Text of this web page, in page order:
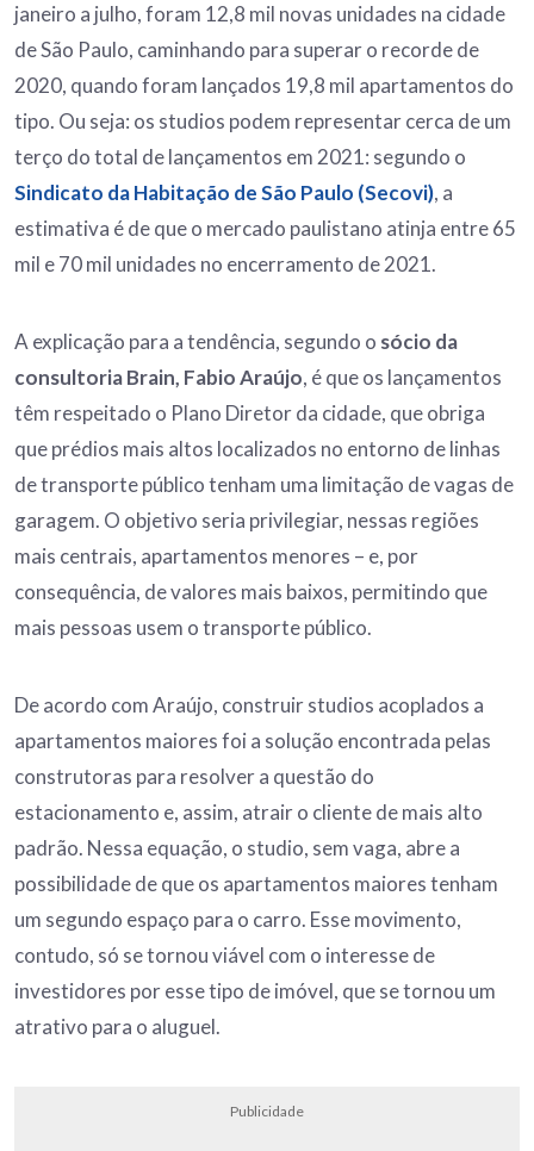
janeiro a julho, foram 12,8 mil novas unidades na cidade
de São Paulo, caminhando para superar o recorde de
2020, quando foram lançados 19,8 mil apartamentos do
tipo. Ou seja: os studios podem representar cerca de um
terço do total de lançamentos em 2021: segundo o
Sindicato da Habitação de São Paulo (Secovi), a
estimativa é de que o mercado paulistano atinja entre 65
mil e 70 mil unidades no encerramento de 2021.
A explicação para a tendência, segundo o sócio da
consultoria Brain, Fabio Araújo, é que os lançamentos
têm respeitado o Plano Diretor da cidade, que obriga
que prédios mais altos localizados no entorno de linhas
de transporte público tenham uma limitação de vagas de
garagem. O objetivo seria privilegiar, nessas regiões
mais centrais, apartamentos menores – e, por
consequência, de valores mais baixos, permitindo que
mais pessoas usem o transporte público.
De acordo com Araújo, construir studios acoplados a
apartamentos maiores foi a solução encontrada pelas
construtoras para resolver a questão do
estacionamento e, assim, atrair o cliente de mais alto
padrão. Nessa equação, o studio, sem vaga, abre a
possibilidade de que os apartamentos maiores tenham
um segundo espaço para o carro. Esse movimento,
contudo, só se tornou viável com o interesse de
investidores por esse tipo de imóvel, que se tornou um
atrativo para o aluguel.
Publicidade